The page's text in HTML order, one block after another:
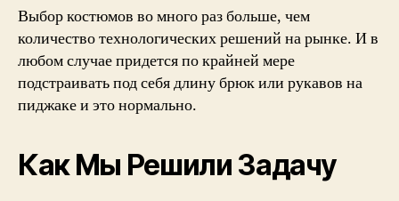
Выбор костюмов во много раз больше, чем
количество технологических решений на рынке. И в
любом случае придется по крайней мере
подстраивать под себя длину брюк или рукавов на
пиджаке и это нормально.
Как Мы Решили Задачу